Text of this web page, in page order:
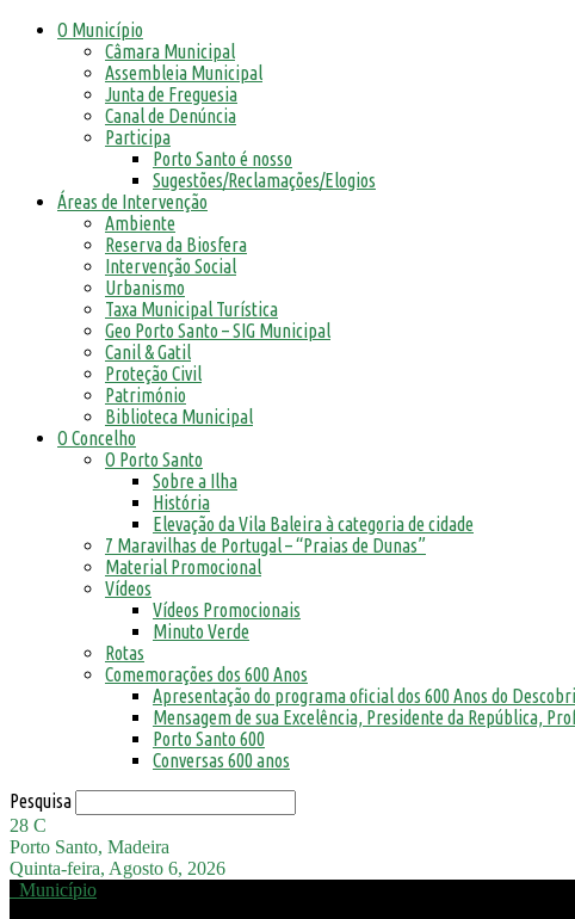
O Município
Câmara Municipal
Assembleia Municipal
Junta de Freguesia
Canal de Denúncia
Participa
Porto Santo é nosso
Sugestões/Reclamações/Elogios
Áreas de Intervenção
Ambiente
Reserva da Biosfera
Intervenção Social
Urbanismo
Taxa Municipal Turística
Geo Porto Santo – SIG Municipal
Canil & Gatil
Proteção Civil
Património
Biblioteca Municipal
O Concelho
O Porto Santo
Sobre a Ilha
História
Elevação da Vila Baleira à categoria de cidade
7 Maravilhas de Portugal – “Praias de Dunas”
Material Promocional
Vídeos
Vídeos Promocionais
Minuto Verde
Rotas
Comemorações dos 600 Anos
Apresentação do programa oficial dos 600 Anos do
Mensagem de sua Excelência, Presidente da República,
Porto Santo 600
Conversas 600 anos
Pesquisa
28 C
Porto Santo, Madeira
Quinta-feira, Agosto 6, 2026
Município